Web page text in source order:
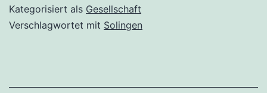
Kategorisiert als Gesellschaft
Verschlagwortet mit Solingen